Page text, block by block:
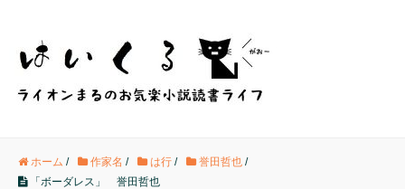
ホーム / 作家名 / は行 / 誉田哲也 /
「ボーダレス」 誉田哲也